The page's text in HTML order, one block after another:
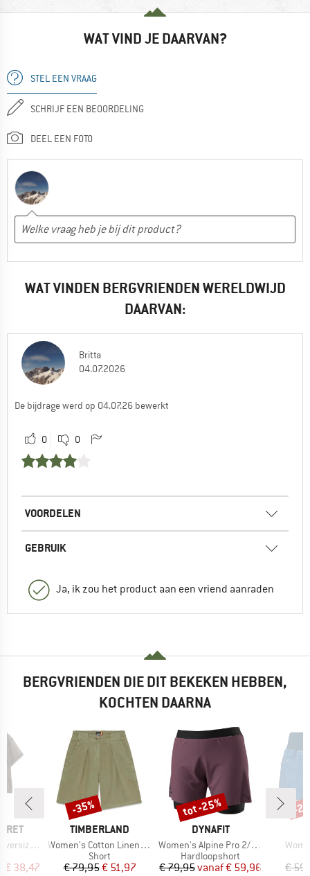
WAT VIND JE DAARVAN?
STEL EEN VRAAG
SCHRIJF EEN BEOORDELING
DEEL EEN FOTO
WAT VINDEN BERGVRIENDEN WERELDWIJD
DAARVAN:
Britta
04.07.2026
De bijdrage werd op 04.07.26 bewerkt
0 0
VOORDELEN
GEBRUIK
Ja, ik zou het product aan een vriend aanraden
BERGVRIENDEN DIE DIT BEKEKEN HEBBEN,
KOCHTEN DAARNA
T-Shirt
prijs
€ 38,47
MERK
TIMBERLAND
Artikel
Women's Cotton Linen Bermuda
Productgroep
Short
Prijs
€ 79,95Verlaagde prijs
€ 51,97
Korting
-35%
MERK
DYNAFIT
Artikel
Women's Alpine Pro 2/1 Shorts
Productgroep
Hardloopshort
Prijs
€ 79,95 Verlaagde prijs
vanaf€ 59,96
Korting
tot -25%
Artikel
€
-